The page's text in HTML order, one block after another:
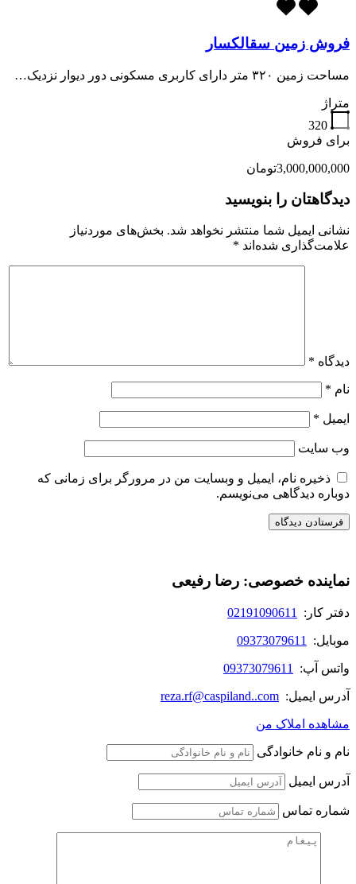
فروش زمین سقالکسار
مساحت زمین ۳۲۰ متر دارای کاربری مسکونی دور دیوار نزدیک…
متراژ
320
برای فروش
3,000,000,000تومان
دیدگاهتان را بنویسید
نشانی ایمیل شما منتشر نخواهد شد. بخش‌های موردنیاز
علامت‌گذاری شده‌اند *
دیدگاه *
نام *
ایمیل *
وب‌ سایت
ذخیره نام، ایمیل و وبسایت من در مرورگر برای زمانی که
دوباره دیدگاهی می‌نویسم.
نماینده خصوصی: رضا رفیعی
دفتر کار: 02191090611
موبایل: 09373079611
واتس آپ: 09373079611
آدرس ایمیل: reza.rf@caspiland..com
مشاهده املاک من
نام و نام خانوادگی
آدرس ایمیل
شماره تماس